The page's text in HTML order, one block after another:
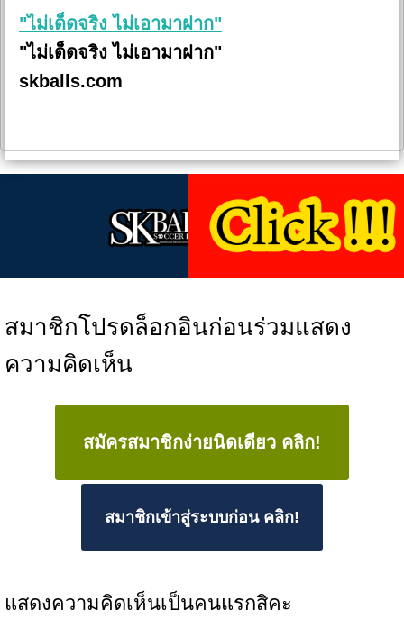
"ไม่เด็ดจริง ไม่เอามาฝาก"
"ไม่เด็ดจริง ไม่เอามาฝาก"
skballs.com
สมาชิกโปรดล็อกอินก่อนร่วมแสดง
ความคิดเห็น
สมัครสมาชิกง่ายนิดเดียว คลิก!
สมาชิกเข้าสู่ระบบก่อน คลิก!
แสดงความคิดเห็นเป็นคนแรกสิคะ